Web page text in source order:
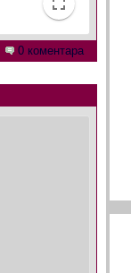
0 коментара